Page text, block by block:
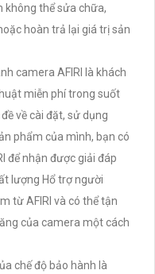
không thể sửa chữa,
hoàn trả lại giá trị sản
camera AFIRI là khách
miễn phí trong suốt
về cài đặt, sử dụng
phẩm của mình, bạn có
để nhận được giải đáp
lượng Hổ trợ người
từ AFIRI và có thể tận
của camera một cách
chế độ bảo hành là